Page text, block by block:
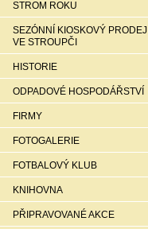
STROM ROKU
SEZÓNNÍ KIOSKOVÝ PRODEJ
VE STROUPČI
HISTORIE
ODPADOVÉ HOSPODÁŘSTVÍ
FIRMY
FOTOGALERIE
FOTBALOVÝ KLUB
KNIHOVNA
PŘIPRAVOVANÉ AKCE